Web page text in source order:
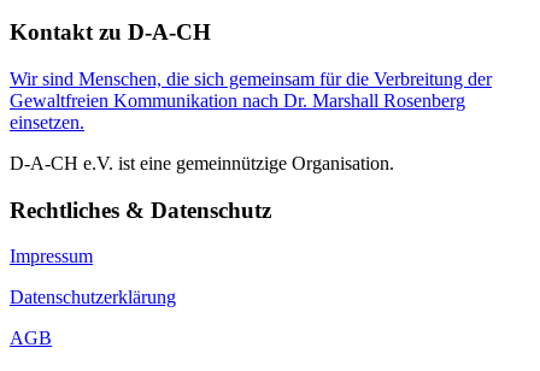
Kontakt zu D-A-CH
Wir sind Menschen, die sich gemeinsam für die Verbreitung der
Gewaltfreien Kommunikation nach Dr. Marshall Rosenberg
einsetzen.
D-A-CH e.V. ist eine gemeinnützige Organisation.
Rechtliches & Datenschutz
Impressum
Datenschutzerklärung
AGB